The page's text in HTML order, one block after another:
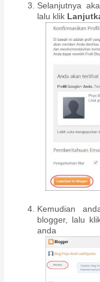
Selanjutnya
lalu klik
Kemudian
blogger, lalu
anda